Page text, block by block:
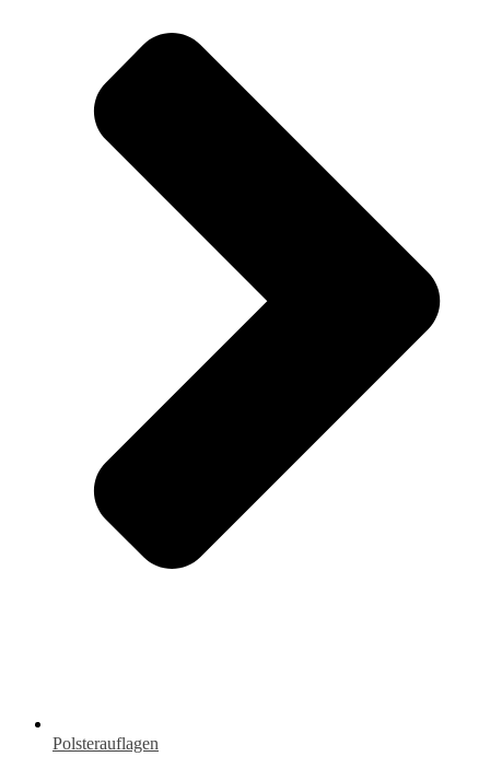
Polsterauflagen